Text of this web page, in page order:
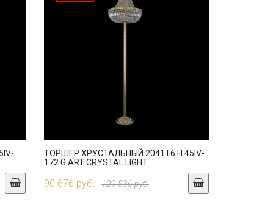
ТОРШЕР ХРУСТАЛЬНЫЙ 2041T6.H.45IV-
172.G ART CRYSTAL LIGHT
90 676 руб. 129 536 руб.